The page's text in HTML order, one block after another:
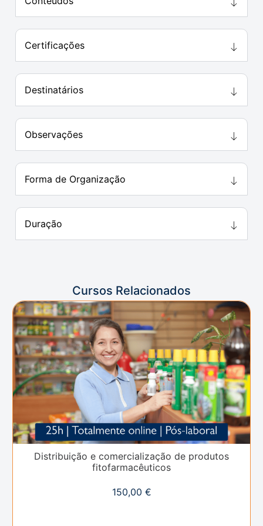
Certificações
Destinatários
Observações
Forma de Organização
Duração
Cursos Relacionados
Distribuição e comercialização de produtos
fitofarmacêuticos
150,00 €